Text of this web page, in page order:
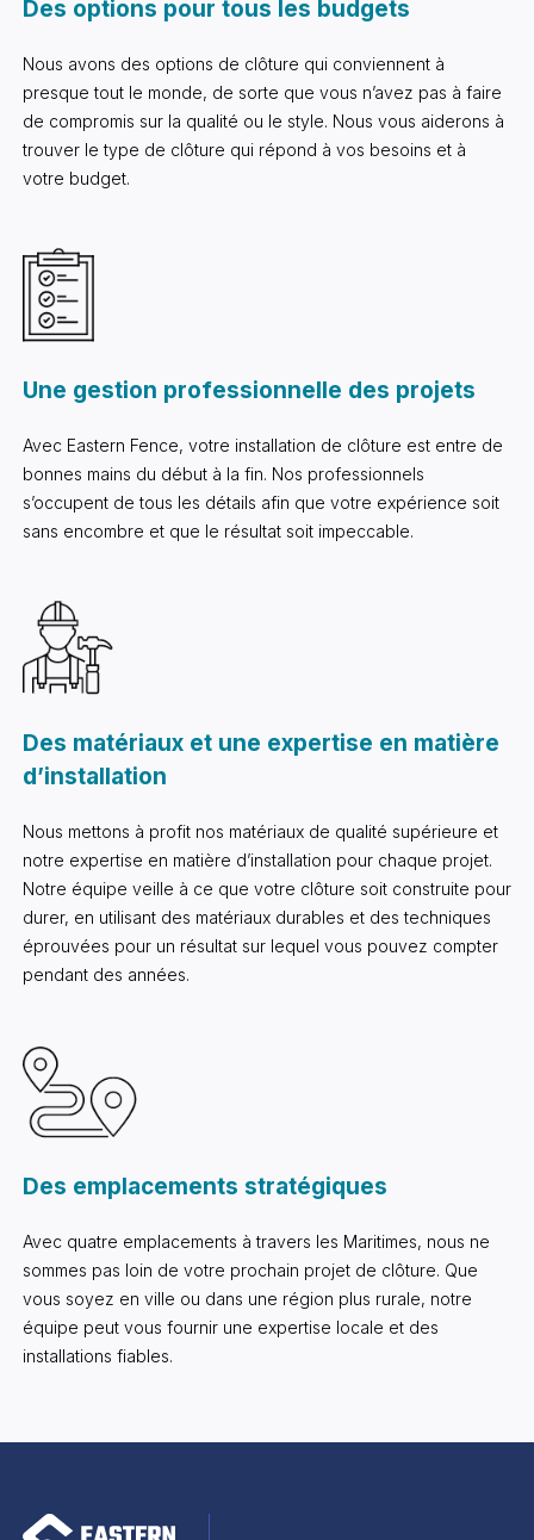
Des options pour tous les budgets
Nous avons des options de clôture qui conviennent à
presque tout le monde, de sorte que vous n’avez pas à faire
de compromis sur la qualité ou le style. Nous vous aiderons à
trouver le type de clôture qui répond à vos besoins et à
votre budget.
Une gestion professionnelle des projets
Avec Eastern Fence, votre installation de clôture est entre de
bonnes mains du début à la fin. Nos professionnels
s’occupent de tous les détails afin que votre expérience soit
sans encombre et que le résultat soit impeccable.
Des matériaux et une expertise en matière
d’installation
Nous mettons à profit nos matériaux de qualité supérieure et
notre expertise en matière d’installation pour chaque projet.
Notre équipe veille à ce que votre clôture soit construite pour
durer, en utilisant des matériaux durables et des techniques
éprouvées pour un résultat sur lequel vous pouvez compter
pendant des années.
Des emplacements stratégiques
Avec quatre emplacements à travers les Maritimes, nous ne
sommes pas loin de votre prochain projet de clôture. Que
vous soyez en ville ou dans une région plus rurale, notre
équipe peut vous fournir une expertise locale et des
installations fiables.